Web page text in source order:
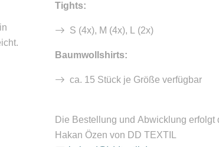
Tights:
S (4x), M (4x), L (2x)
Baumwollshirts:
ca. 15 Stück je Größe verfügbar
Die Bestellung und Abwicklung erfolgt
Hakan Özen von DD TEXTIL